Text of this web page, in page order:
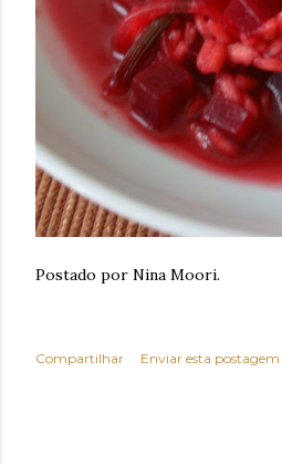
Postado por Nina Moori.
Compartilhar Enviar esta postagem